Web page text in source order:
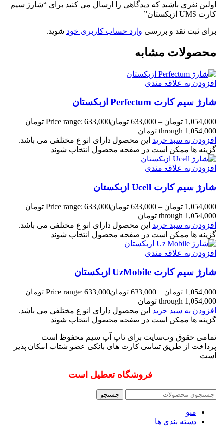
اولین نفری باشید که دیدگاهی را ارسال می کنید برای “شارژ سیم
کارت UMS ازبکستان”
برای ثبت نقد و بررسی وارد حساب کاربری خود شوید.
محصولات مشابه
افزودن به علاقه مندی
شارژ سیم کارت Perfectum ازبکستان
1,054,000 تومان –
633,000 تومان
Price range: 633,000 تومان
through 1,054,000 تومان
افزودن به سبد خرید این محصول دارای انواع مختلفی می باشد.
گزینه ها ممکن است در صفحه محصول انتخاب شوند
افزودن به علاقه مندی
شارژ سیم کارت Ucell ازبکستان
1,054,000 تومان –
633,000 تومان
Price range: 633,000 تومان
through 1,054,000 تومان
افزودن به سبد خرید این محصول دارای انواع مختلفی می باشد.
گزینه ها ممکن است در صفحه محصول انتخاب شوند
افزودن به علاقه مندی
شارژ سیم کارت UzMobile ازبکستان
1,054,000 تومان –
633,000 تومان
Price range: 633,000 تومان
through 1,054,000 تومان
افزودن به سبد خرید این محصول دارای انواع مختلفی می باشد.
گزینه ها ممکن است در صفحه محصول انتخاب شوند
تمامی حقوق وب‌سایت برای تاپ آپ سیم محفوظ است
پرداخت از طریق تمامی کارت های بانکی عضو شتاب امکان پذیر
است
فروشگاه تعطیل است
جستجو
منو
دسته بندی ها